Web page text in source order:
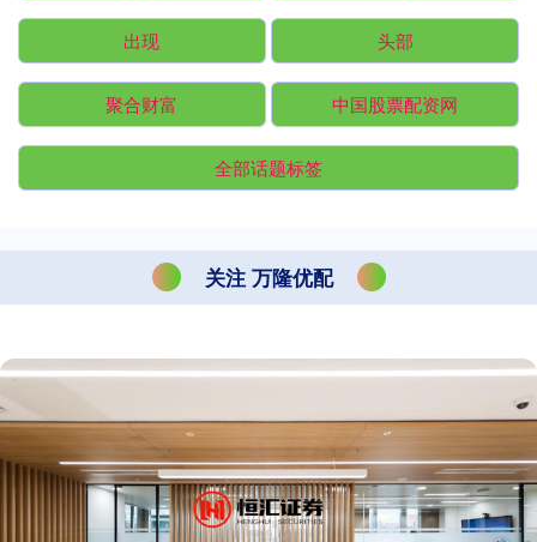
出现 头部
聚合财富 中国股票配资网
全部话题标签
关注 万隆优配